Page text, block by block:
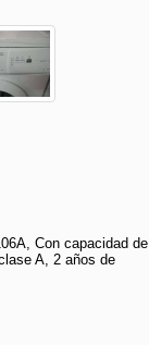
Con capacidad de
A, 2 años de